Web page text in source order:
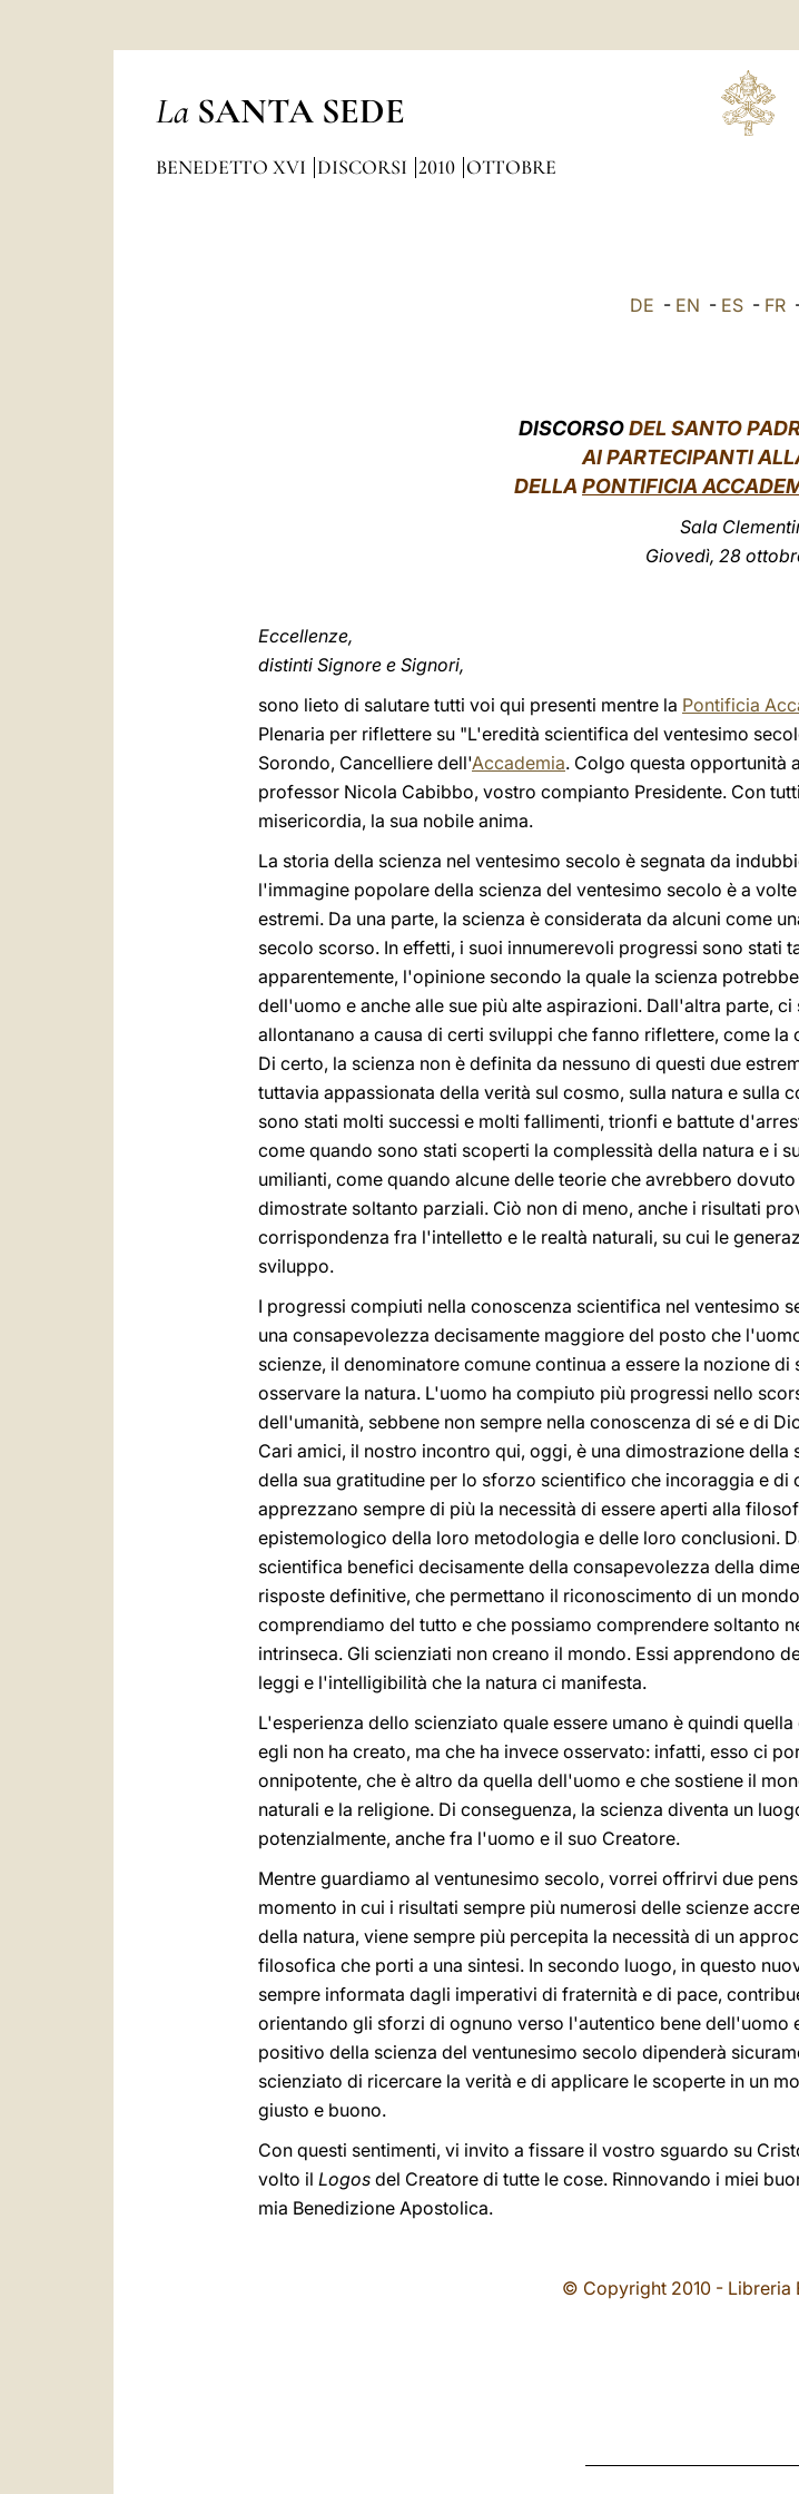
La SANTA SEDE
BENEDETTO XVI DISCORSI 2010 OTTOBRE
DE - EN - ES - FR
DISCORSODEL SANTO
AI PARTECIPANTI
DELLA PONTIFICIA
Sala
Giovedì, 28
Eccellenze,
distinti Signore e Signori,
sono lieto di salutare tutti voi qui presenti mentre la Pontificia
Plenaria per riflettere su "L'eredità scientifica del ventesimo
Sorondo, Cancelliere dell'Accademia. Colgo questa opportunità
professor Nicola Cabibbo, vostro compianto Presidente. Con
misericordia, la sua nobile anima.
La storia della scienza nel ventesimo secolo è segnata da
l'immagine popolare della scienza del ventesimo secolo è a
estremi. Da una parte, la scienza è considerata da alcuni come
secolo scorso. In effetti, i suoi innumerevoli progressi sono stati
apparentemente, l'opinione secondo la quale la scienza
dell'uomo e anche alle sue più alte aspirazioni. Dall'altra parte,
allontanano a causa di certi sviluppi che fanno riflettere, come
Di certo, la scienza non è definita da nessuno di questi due
tuttavia appassionata della verità sul cosmo, sulla natura e sulla
sono stati molti successi e molti fallimenti, trionfi e battute
come quando sono stati scoperti la complessità della natura e i
umilianti, come quando alcune delle teorie che avrebbero
dimostrate soltanto parziali. Ciò non di meno, anche i risultati
corrispondenza fra l'intelletto e le realtà naturali, su cui le
sviluppo.
I progressi compiuti nella conoscenza scientifica nel ventesimo
una consapevolezza decisamente maggiore del posto che
scienze, il denominatore comune continua a essere la nozione
osservare la natura. L'uomo ha compiuto più progressi nello
dell'umanità, sebbene non sempre nella conoscenza di sé e di
Cari amici, il nostro incontro qui, oggi, è una dimostrazione
della sua gratitudine per lo sforzo scientifico che incoraggia e di
apprezzano sempre di più la necessità di essere aperti alla
epistemologico della loro metodologia e delle loro conclusioni.
scientifica benefici decisamente della consapevolezza della
risposte definitive, che permettano il riconoscimento di un
comprendiamo del tutto e che possiamo comprendere soltanto
intrinseca. Gli scienziati non creano il mondo. Essi apprendono
leggi e l'intelligibilità che la natura ci manifesta.
L'esperienza dello scienziato quale essere umano è quindi
egli non ha creato, ma che ha invece osservato: infatti, esso ci
onnipotente, che è altro da quella dell'uomo e che sostiene il
naturali e la religione. Di conseguenza, la scienza diventa un
potenzialmente, anche fra l'uomo e il suo Creatore.
Mentre guardiamo al ventunesimo secolo, vorrei offrirvi due
momento in cui i risultati sempre più numerosi delle scienze
della natura, viene sempre più percepita la necessità di un
filosofica che porti a una sintesi. In secondo luogo, in questo
sempre informata dagli imperativi di fraternità e di pace,
orientando gli sforzi di ognuno verso l'autentico bene
positivo della scienza del ventunesimo secolo dipenderà
scienziato di ricercare la verità e di applicare le scoperte in un
giusto e buono.
Con questi sentimenti, vi invito a fissare il vostro sguardo su
volto il Logos del Creatore di tutte le cose. Rinnovando i miei
mia Benedizione Apostolica.
© Copyright 2010 - Libreria